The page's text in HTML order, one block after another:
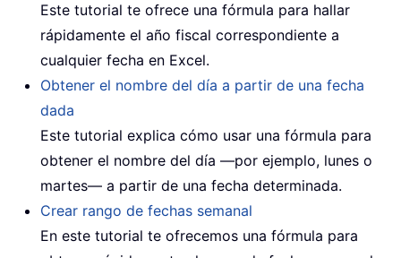
Este tutorial te ofrece una fórmula para hallar
rápidamente el año fiscal correspondiente a
cualquier fecha en Excel.
Obtener el nombre del día a partir de una fecha
dada
Este tutorial explica cómo usar una fórmula para
obtener el nombre del día —por ejemplo, lunes o
martes— a partir de una fecha determinada.
Crear rango de fechas semanal
En este tutorial te ofrecemos una fórmula para